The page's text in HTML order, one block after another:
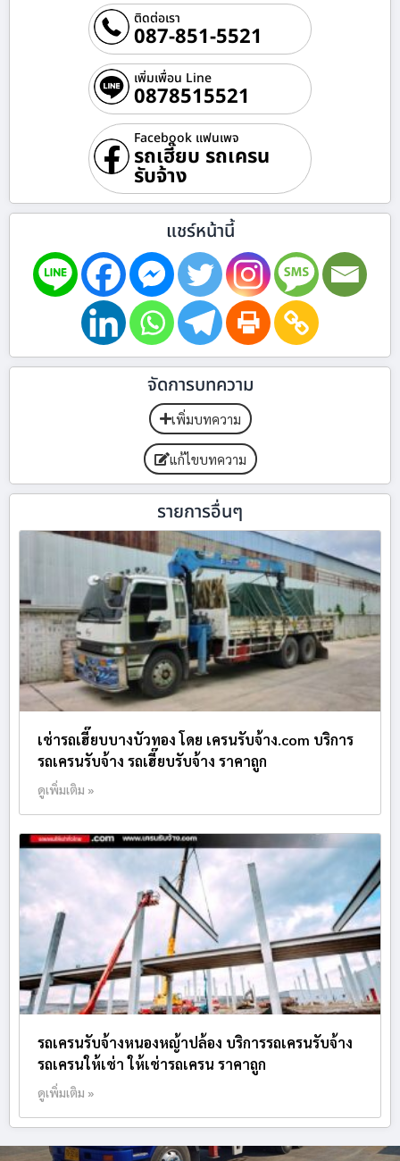
ติดต่อเรา
087-851-5521
เพิ่มเพื่อน Line
0878515521
Facebook แฟนเพจ
รถเฮี๊ยบ รถเครน
รับจ้าง
แชร์หน้านี้
จัดการบทความ
เพิ่มบทความ
แก้ไขบทความ
รายการอื่นๆ
เช่ารถเฮี๊ยบบางบัวทอง โดย เครนรับจ้าง.com บริการ
รถเครนรับจ้าง รถเฮี๊ยบรับจ้าง ราคาถูก
ดูเพิ่มเติม »
รถเครนรับจ้างหนองหญ้าปล้อง บริการรถเครนรับจ้าง
รถเครนให้เช่า ให้เช่ารถเครน ราคาถูก
ดูเพิ่มเติม »